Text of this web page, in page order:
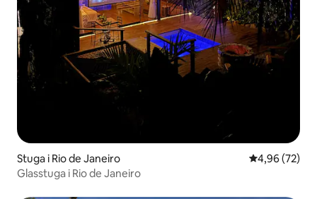
Stuga i Rio de Janeiro 4,96 av 5 i
4,96 (72)
Glasstuga i Rio de Janeiro